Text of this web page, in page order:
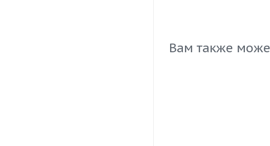
магазинов.
Вам также